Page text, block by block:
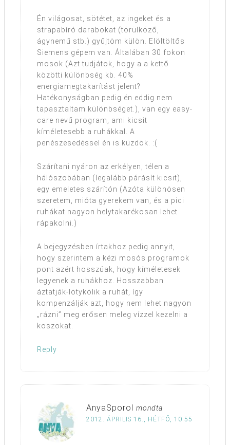
Én világosat, sötétet, az ingeket és a
strapabíró darabokat (törülköző,
ágynemű stb.) gyűjtöm külön. Elöltöltős
Siemens gépem van. Általában 30 fokon
mosok (Azt tudjátok, hogy a a kettő
közötti különbség kb. 40%
energiamegtakarítást jelent?
Hatékonyságban pedig én eddig nem
tapasztaltam különbséget.), van egy easy-
care nevű program, ami kicsit
kíméletesebb a ruhákkal. A
penészesedéssel én is küzdök. :(
Szárítani nyáron az erkélyen, télen a
hálószobában (legalább párásít kicsit),
egy emeletes szárítón (Azóta különösen
szeretem, mióta gyerekem van, és a pici
ruhákat nagyon helytakarékosan lehet
rápakolni.)
A bejegyzésben írtakhoz pedig annyit,
hogy szerintem a kézi mosós programok
pont azért hosszúak, hogy kíméletesek
legyenek a ruhákhoz. Hosszabban
áztatják-lötykölik a ruhát, így
kompenzálják azt, hogy nem lehet nagyon
„rázni” meg erősen meleg vízzel kezelni a
koszokat.
Reply
AnyaSporol mondta
2012. ÁPRILIS 16., HÉTFŐ, 10:55